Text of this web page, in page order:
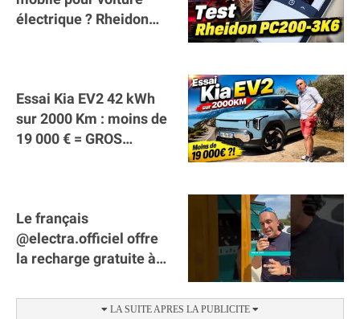
électrique ? Rheidon
Essai Kia EV2 42 kWh
sur 2000 Km : moins de
19 000 € = GROS
Le français
@electra.officiel offre
la recharge gratuite à
électriques de Gironde